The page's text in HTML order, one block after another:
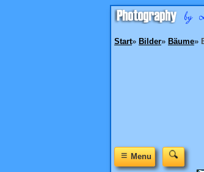
Start» Bilder» Bäume»
≡Menu